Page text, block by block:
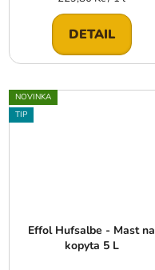
cena:
DETAIL
NOVINKA
TIP
Effol Hufsalbe - Mast na
kopyta 5 L